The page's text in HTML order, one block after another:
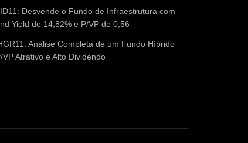
Desvende o Fundo de Infraestrutura com
Yield de 14,82% e P/VP de 0,56
Análise Completa de um Fundo Híbrido
VP Atrativo e Alto Dividendo